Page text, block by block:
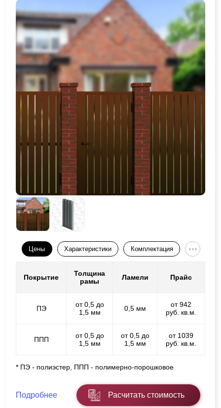
Цены Характеристики Комплектация
Покрытие
Толщина
рамы
Ламели Прайс
ПЭ
от 0,5 до
1,5 мм
0,5 мм
от 942
руб. кв.м.
ППП
от 0,5 до
1,5 мм
от 0,5 до
1,5 мм
от 1039
руб. кв.м.
* ПЭ - полиэстер, ППП - полимерно-порошковое
Подробнее Расчитать стоимость